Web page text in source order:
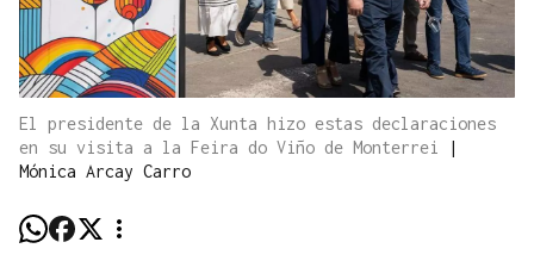
El presidente de la Xunta hizo estas declaraciones
en su visita a la Feira do Viño de Monterrei
|
Mónica Arcay Carro